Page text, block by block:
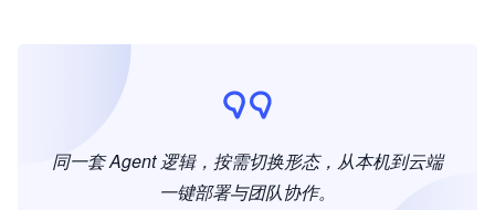
同一套 Agent 逻辑，按需切换形态，从本机到云端
一键部署与团队协作。